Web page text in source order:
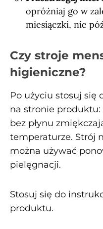
opróżniaj go w
miesiączki, nie
Czy stroje
higieniczne?
Po użyciu stosuj się
na stronie produktu:
bez płynu
temperaturze. Strój
można używać
pielęgnacji.
Stosuj się do
produktu.